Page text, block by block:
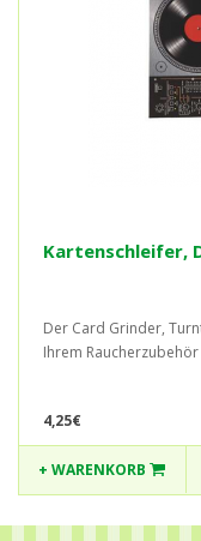
Kartenschleifer,
Der Card Grinder,
Ihrem Raucherzubehör
4,25€
+ WARENKORB